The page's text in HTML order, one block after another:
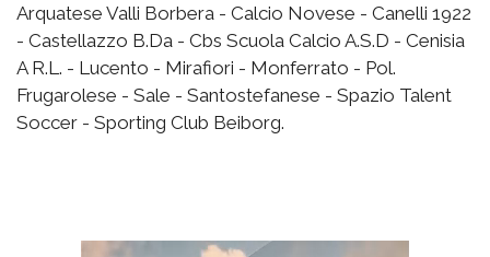
Arquatese Valli Borbera - Calcio Novese - Canelli 1922
- Castellazzo B.Da - Cbs Scuola Calcio A.S.D - Cenisia
A R.L. - Lucento - Mirafiori - Monferrato - Pol.
Frugarolese - Sale - Santostefanese - Spazio Talent
Soccer - Sporting Club Beiborg.